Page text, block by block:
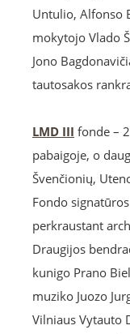
Untulio, Alfonso
mokytojo Vlado
Jono
tautosakos
LMD III fonde –
pabaigoje, o
Švenčionių,
Fondo
perkraustant
Draugijos
kunigo Prano
muziko Juozo
Vilniaus Vytauto